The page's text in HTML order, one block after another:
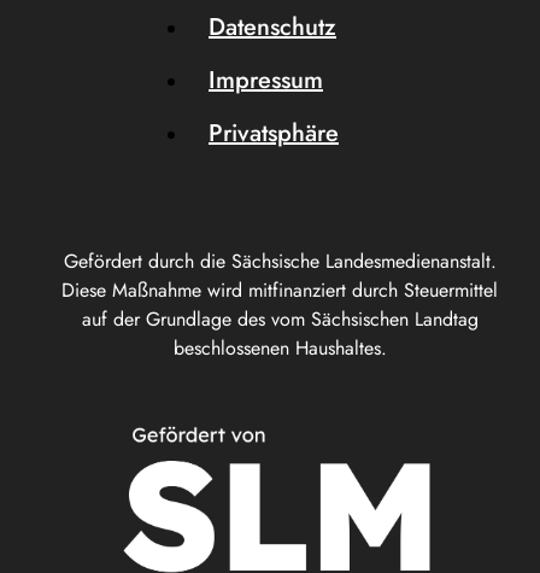
Gefördert durch die Sächsische Landesmedienanstalt.
Diese Maßnahme wird mitfinanziert durch Steuermittel
auf der Grundlage des vom Sächsischen Landtag
beschlossenen Haushaltes.
Datenschutz
Impressum
Privatsphäre